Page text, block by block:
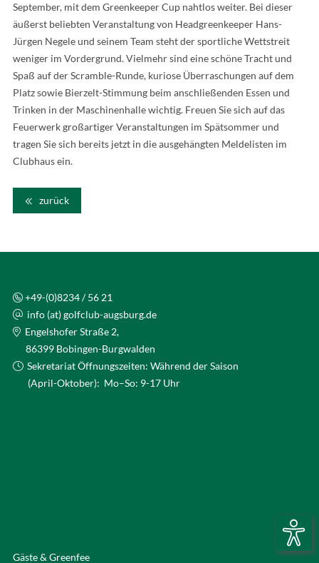
September, mit dem Greenkeeper Cup nahtlos weiter. Bei dieser
äußerst beliebten Veranstaltung von Headgreenkeeper Hans-
Jürgen Negele und seinem Team steht der sportliche Wettstreit
weniger im Vordergrund. Vielmehr sind eine schöne Tracht und
Spaß auf der Scramble-Runde, kuriose Überraschungen auf dem
Platz sowie Bierzelt-Stimmung beim anschließenden Essen und
Trinken in der Maschinenhalle wichtig. Freuen Sie sich auf das
Feuerwerk großartiger Veranstaltungen im Spätsommer und
tragen Sie sich bereits jetzt in die ausgehängten Meldelisten im
Clubhaus ein.
zurück
+49-(0)8234 / 56 21
info (at) golfclub-augsburg.de
Engelshofer Straße 2,
86399 Bobingen-Burgwalden
Sekretariat Öffnungszeiten: Während der Saison
(April-Oktober): Mo–So: 9-17 Uhr
Gäste & Greenfee